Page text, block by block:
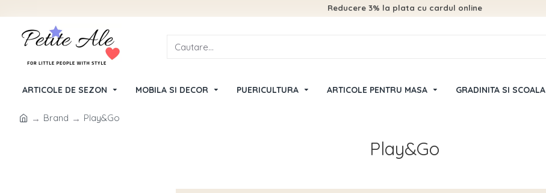
Reducere 3% la plata cu cardul online
ARTICOLE DE SEZON MOBILA SI DECOR PUERICULTURA ARTICOLE PENTRU MASA GRADINITA SI SCOALA
Brand Play&Go
Play&Go